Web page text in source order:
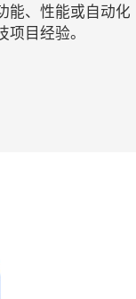
能、性能或自动化
目经验。